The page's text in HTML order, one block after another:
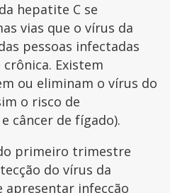
hepatite C se
vias que o vírus da
pessoas infectadas
Existem
ou eliminam o vírus do
o risco de
câncer de fígado).
primeiro trimestre
do vírus da
apresentar infecção